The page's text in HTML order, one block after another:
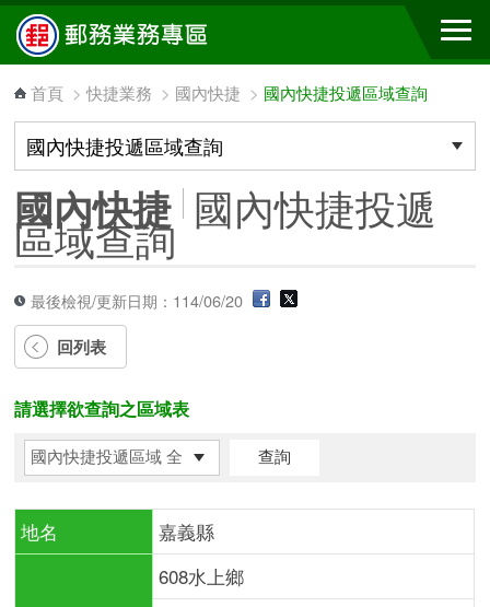
跳到主要內容區塊
首頁 >快捷業務 > 國內快捷 > 國內快捷投遞區域查詢
國內快捷 國內快捷投遞
區域查詢
最後檢視/更新日期：114/06/20
回列表
請選擇欲查詢之區域表
地名 嘉義縣
608水上鄉